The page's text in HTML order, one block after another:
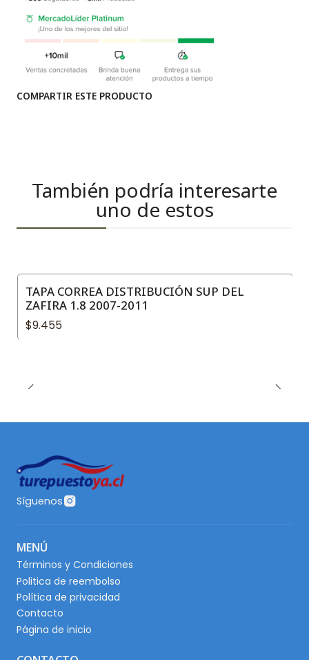
COMPARTIR ESTE PRODUCTO
También podría interesarte
uno de estos
TAPA CORREA DISTRIBUCIÓN SUP DEL
ZAFIRA 1.8 2007-2011
$9.455
Síguenos
MENÚ
Términos y Condiciones
Politica de reembolso
Política de privacidad
Contacto
Página de inicio